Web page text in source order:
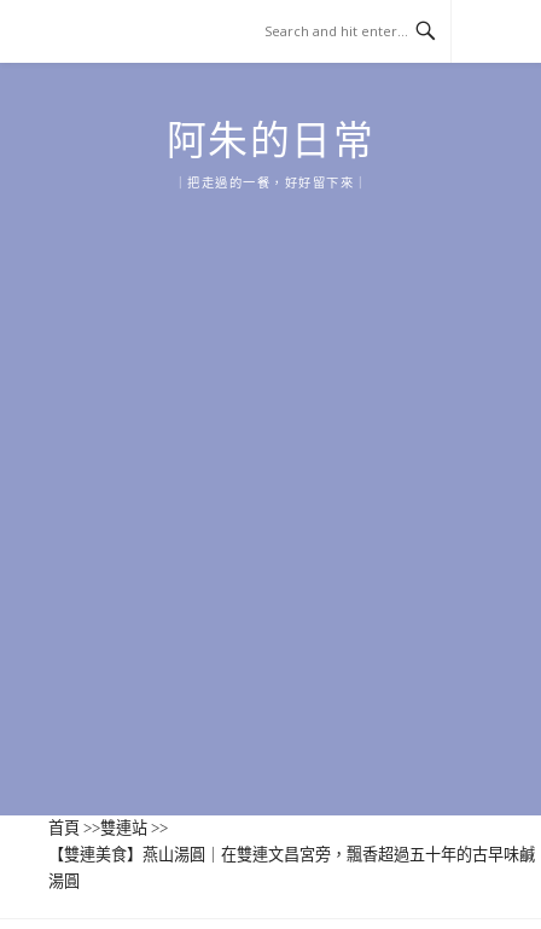
content
阿朱的日常
｜把走過的一餐，好好留下來｜
首頁 >>雙連站 >>
【雙連美食】燕山湯圓｜在雙連文昌宮旁，飄香超過五十年的古早味鹹
湯圓